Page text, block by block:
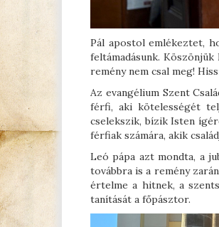
Pál apostol emlékeztet,
feltámadásunk.
remény nem csal meg!
Az evangélium Szent
férfi, aki kötelességét
cselekszik, bízik Isten
férfiak számára, akik
Leó pápa azt mondta, a
továbbra is a remény
értelme a hitnek, a
tanítását a főpásztor.